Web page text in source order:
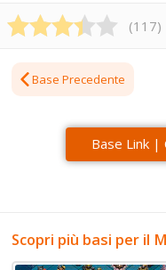
(117)
Base Precedente
Base Link |
Scopri più basi per il